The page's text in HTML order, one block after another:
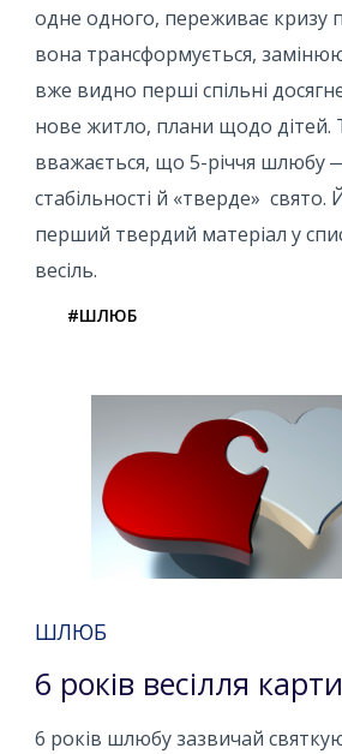
одне одного, переживає кризу
вона трансформується,
вже видно перші спільні
нове житло, плани щодо дітей.
вважається, що 5-річчя шлюбу
стабільності й «тверде»
перший твердий матеріал у
весіль.
#ШЛЮБ
ШЛЮБ
6 років весілля
6 років шлюбу зазвичай